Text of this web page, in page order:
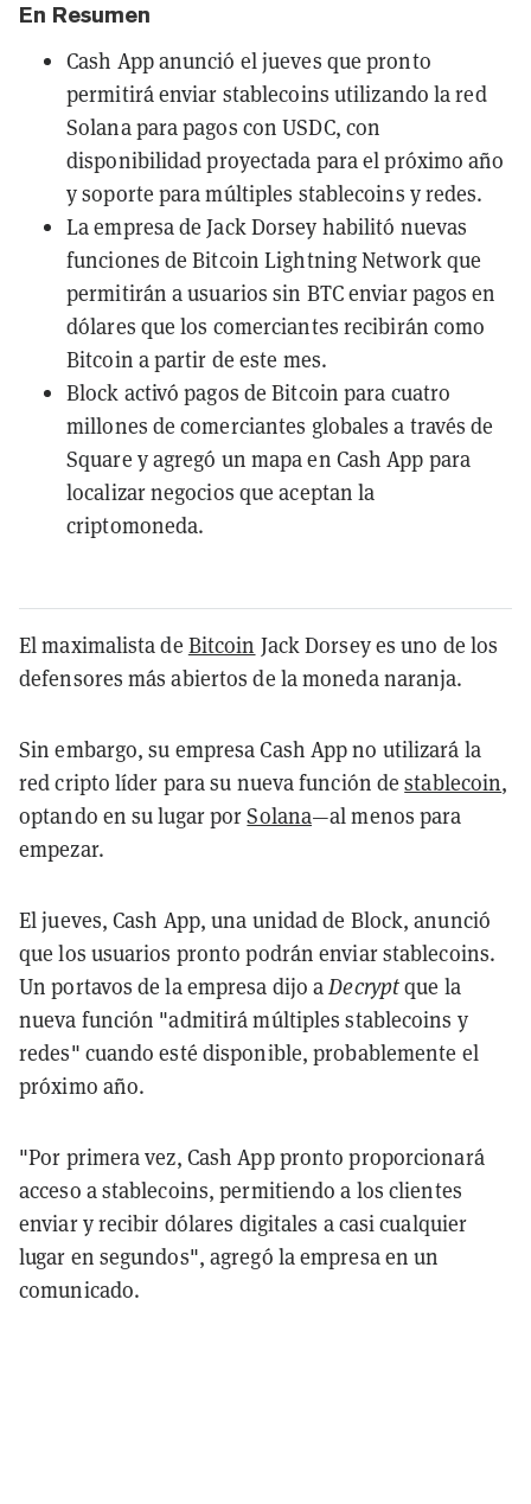
En Resumen
Cash App anunció el jueves que pronto
permitirá enviar stablecoins utilizando la red
Solana para pagos con USDC, con
disponibilidad proyectada para el próximo año
y soporte para múltiples stablecoins y redes.
La empresa de Jack Dorsey habilitó nuevas
funciones de Bitcoin Lightning Network que
permitirán a usuarios sin BTC enviar pagos en
dólares que los comerciantes recibirán como
Bitcoin a partir de este mes.
Block activó pagos de Bitcoin para cuatro
millones de comerciantes globales a través de
Square y agregó un mapa en Cash App para
localizar negocios que aceptan la
criptomoneda.
El maximalista de Bitcoin Jack Dorsey es uno de los
defensores más abiertos de la moneda naranja.
Sin embargo, su empresa Cash App no utilizará la
red cripto líder para su nueva función destablecoin,
optando en su lugar porSolana—al menos para
empezar.
El jueves, Cash App, una unidad de Block, anunció
que los usuarios pronto podrán enviar stablecoins.
Un portavos de la empresa dijo aDecryptque la
nueva función "admitirá múltiples stablecoins y
redes" cuando esté disponible, probablemente el
próximo año.
"Por primera vez, Cash App pronto proporcionará
acceso a stablecoins, permitiendo a los clientes
enviar y recibir dólares digitales a casi cualquier
lugar en segundos", agregó la empresa en un
comunicado.